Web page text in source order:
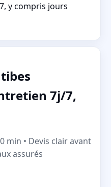
y compris jours
7j/7,
min • Devis clair avant
assurés